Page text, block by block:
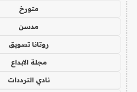
متورخ
مدسن
روتانا تسويق
مجلة الابداع
نادي الترددات